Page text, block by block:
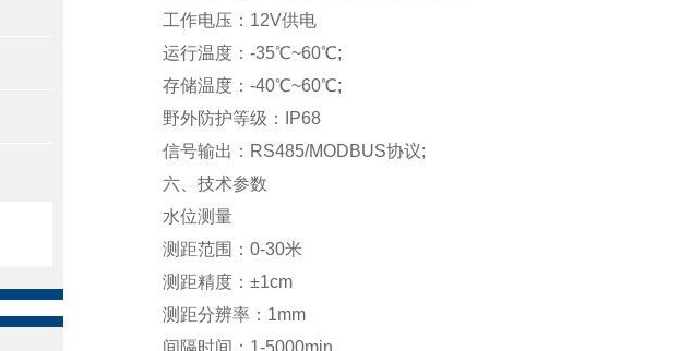
工作电压：12V供电
运行温度：-35℃~60℃;
存储温度：-40℃~60℃;
野外防护等级：IP68
信号输出：RS485/MODBUS协议;
六、技术参数
水位测量
测距范围：0-30米
测距精度：±1cm
测距分辨率：1mm
间隔时间：1-5000min